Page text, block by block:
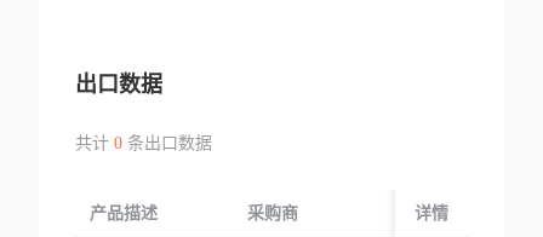
出口数据
共计 0条出口数据
产品描述 采购商 起运国/地区
详情